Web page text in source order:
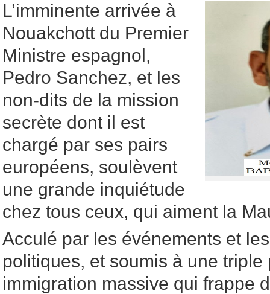
L’imminente arrivée à
Nouakchott du Premier
Ministre espagnol,
Pedro Sanchez, et les
non-dits de la mission
secrète dont il est
chargé par ses pairs
européens, soulèvent
une grande inquiétude
chez tous ceux, qui aiment la
Acculé par les événements et
politiques, et soumis à une
immigration massive qui frappe